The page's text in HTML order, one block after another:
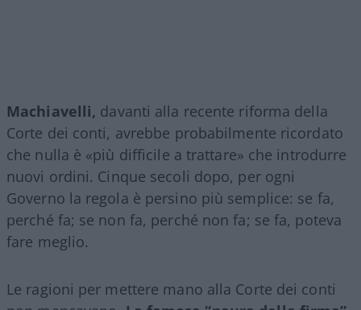
Machiavelli, davanti alla recente riforma della
Corte dei conti, avrebbe probabilmente ricordato
che nulla è «più difficile a trattare» che introdurre
nuovi ordini. Cinque secoli dopo, per ogni
Governo la regola è persino più semplice: se fa,
perché fa; se non fa, perché non fa; se fa, poteva
fare meglio.
Le ragioni per mettere mano alla Corte dei conti